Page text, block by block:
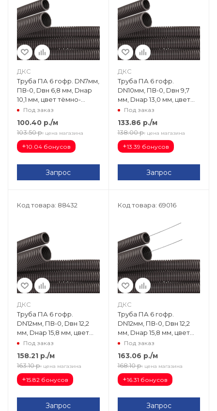
ДКС
Труба ПА 6 гофр. DN7мм,
ПВ-0, Dвн 6,8 мм, Dнар
10,1 мм, цвет тёмно-
серый, без протяжки
PA600710F0
Под заказ
100.40 р./м
103.50 р. цена магазина
+10.04 бонусов
Запрос
ДКС
Труба ПА 6 гофр.
DN10мм, ПВ-0, Dвн 9,7
мм, Dнар 13,0 мм, цвет
тёмно-серый, без
протяжки PA601013F0
Под заказ
133.86 р./м
138.00 р. цена магазина
+13.39 бонусов
Запрос
Код товара: 88432
ДКС
Труба ПА 6 гофр.
DN12мм, ПВ-0, Dвн 12,2
мм, Dнар 15,8 мм, цвет
тёмно-серый, без
протяжки PA601216F0
Под заказ
158.21 р./м
163.10 р. цена магазина
+15.82 бонусов
Запрос
Код товара: 69016
ДКС
Труба ПА 6 гофр.
DN12мм, ПВ-0, Dвн 12,2
мм, Dнар 15,8 мм, цвет
тёмно-серый, с
протяжкой PA611216F0
Под заказ
163.06 р./м
168.10 р. цена магазина
+16.31 бонусов
Запрос